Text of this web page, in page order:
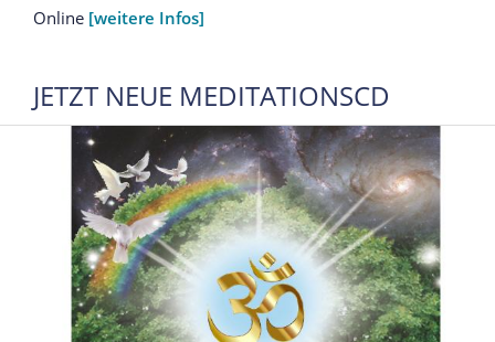
Online [weitere Infos]
JETZT NEUE MEDITATIONSCD